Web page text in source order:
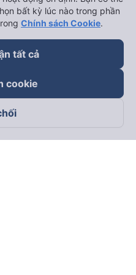
bất kỳ lúc nào trong phần
Chính sách Cookie.
tất cả
cookie